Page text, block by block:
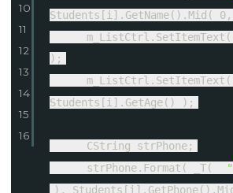
10
11
12
13
14
15
16
Students[i].GetName().Mid(
);
Students[i].GetAge() );
CString strPhone;
strPhone.Format( _T(
),